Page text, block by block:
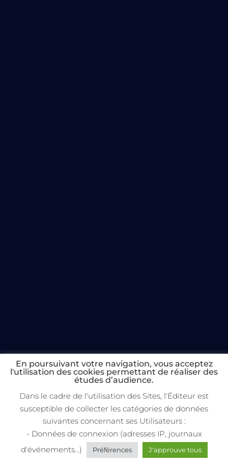
En poursuivant votre navigation, vous acceptez
l'utilisation des cookies permettant de réaliser des
études d’audience.
Dans le cadre de l'utilisation des Sites, l'Éditeur est
susceptible de collecter les catégories de données
suivantes concernant ses Utilisateurs :
- Données de connexion (adresses IP, journaux
d'événements...)
Préférences J'approuve tous